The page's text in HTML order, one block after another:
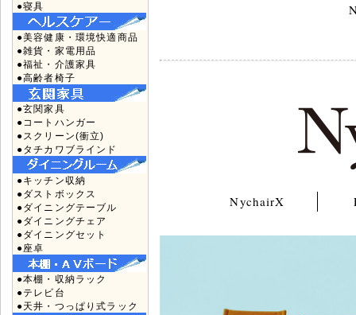
●寝具
●美容健康・環境快適商品
●雑貨・家電用品
●福祉・介護家具
●高齢者椅子
●玄関家具
●コートハンガー
●スクリーン(衝立)
●タチカワブラインド
●キッチン収納
●ダストボックス
●ダイニングテーブル
●ダイニングチェア
●ダイニングセット
●座卓
●本棚・収納ラック
●テレビ台
●天井・つっぱり式ラック
NychairX